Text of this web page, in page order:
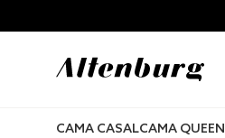
CAMA CASALCAMA QUEEN